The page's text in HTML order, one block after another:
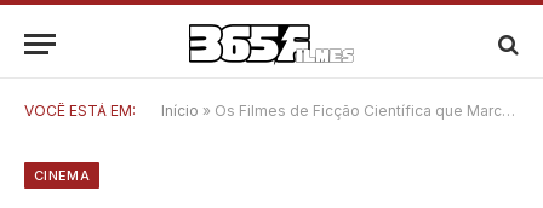
VOCÊ ESTÁ EM: Início » Os Filmes de Ficção Científica que Marcaram o Cinema em 2025: Atuação, Direção e Impacto
CINEMA